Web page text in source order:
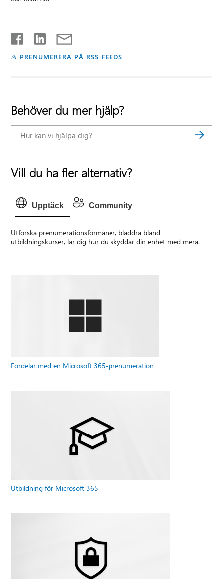
PRENUMERERA PÅ RSS-FEEDS
Behöver du mer hjälp?
Vill du ha fler alternativ?
Upptäck Community
Utforska prenumerationsförmåner, bläddra bland
utbildningskurser, lär dig hur du skyddar din enhet med mera.
Fördelar med en Microsoft 365-prenumeration
Utbildning för Microsoft 365